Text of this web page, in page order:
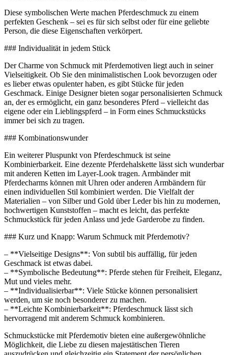
Diese symbolischen Werte machen Pferdeschmuck zu einem
perfekten Geschenk – sei es für sich selbst oder für eine geliebte
Person, die diese Eigenschaften verkörpert.
### Individualität in jedem Stück
Der Charme von Schmuck mit Pferdemotiven liegt auch in seiner
Vielseitigkeit. Ob Sie den minimalistischen Look bevorzugen oder
es lieber etwas opulenter haben, es gibt Stücke für jeden
Geschmack. Einige Designer bieten sogar personalisierten Schmuck
an, der es ermöglicht, ein ganz besonderes Pferd – vielleicht das
eigene oder ein Lieblingspferd – in Form eines Schmuckstücks
immer bei sich zu tragen.
### Kombinationswunder
Ein weiterer Pluspunkt von Pferdeschmuck ist seine
Kombinierbarkeit. Eine dezente Pferdehalskette lässt sich wunderbar
mit anderen Ketten im Layer-Look tragen. Armbänder mit
Pferdecharms können mit Uhren oder anderen Armbändern für
einen individuellen Stil kombiniert werden. Die Vielfalt der
Materialien – von Silber und Gold über Leder bis hin zu modernen,
hochwertigen Kunststoffen – macht es leicht, das perfekte
Schmuckstück für jeden Anlass und jede Garderobe zu finden.
### Kurz und Knapp: Warum Schmuck mit Pferdemotiv?
– **Vielseitige Designs**: Von subtil bis auffällig, für jeden
Geschmack ist etwas dabei.
– **Symbolische Bedeutung**: Pferde stehen für Freiheit, Eleganz,
Mut und vieles mehr.
– **Individualisierbar**: Viele Stücke können personalisiert
werden, um sie noch besonderer zu machen.
– **Leichte Kombinierbarkeit**: Pferdeschmuck lässt sich
hervorragend mit anderem Schmuck kombinieren.
Schmuckstücke mit Pferdemotiv bieten eine außergewöhnliche
Möglichkeit, die Liebe zu diesen majestätischen Tieren